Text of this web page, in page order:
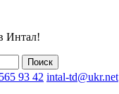
Интал!
93 42 intal-td@ukr.net